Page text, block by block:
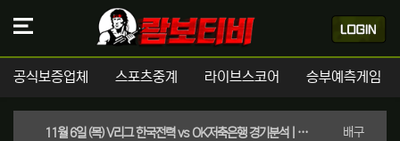
공식보증업체 스포츠중계 라이브스코어 승부예측게임
11월 6일 (목) V리그 한국전력 vs OK저축은행 경기분석 | 실시간 스포츠중계 배구분류